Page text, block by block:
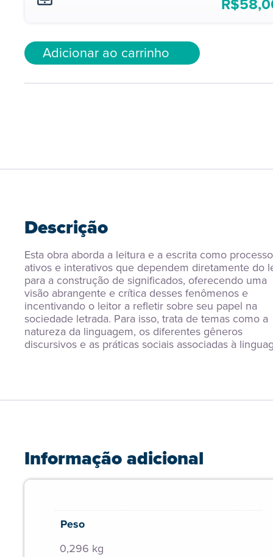
Adicionar ao carrinho
Descrição
Esta obra aborda a leitura e a escrita como
ativos e interativos que dependem diretamente do
para a construção de significados, oferecendo uma
visão abrangente e crítica desses fenômenos e
incentivando o leitor a refletir sobre seu papel na
sociedade letrada. Para isso, trata de temas como a
natureza da linguagem, os diferentes gêneros
discursivos e as práticas sociais associadas à
Informação adicional
Peso
0,296 kg